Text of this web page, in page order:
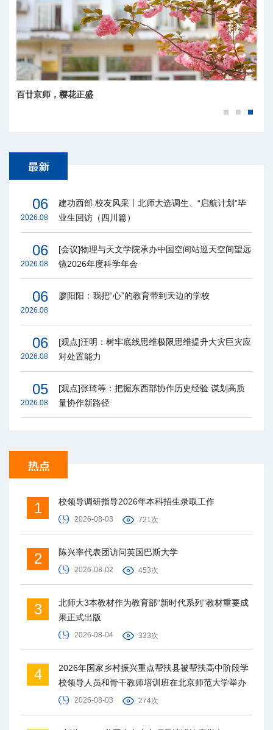
百廿京师，樱花正盛
06
2026.08
建功西部 校友风采丨北师大选调生、“启航计划”毕
业生回访（四川篇）
06
2026.08
[会议]物理与天文学院承办中国空间站巡天空间望远
镜2026年度科学年会
06
2026.08
廖阳阳：我把“心”的教育带到天边的学校
06
2026.08
[观点]汪明：树牢底线思维极限思维提升大灾巨灾应
对处置能力
05
2026.08
[观点]张琦等：把握东西部协作历史经验 谋划高质
量协作新路径
1 校领导调研指导2026年本科招生录取工作
2026-08-03 721次
2 陈兴率代表团访问英国巴斯大学
2026-08-02 453次
3
北师大3本教材作为教育部“新时代系列”教材重要成
果正式出版
2026-08-04 333次
4
2026年国家乡村振兴重点帮扶县被帮扶高中阶段学
校领导人员和骨干教师培训班在北京师范大学举办
2026-08-03 274次